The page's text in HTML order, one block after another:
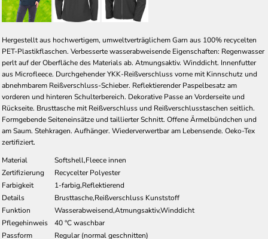
Hergestellt aus hochwertigem, umweltverträglichem Garn aus 100% recycelten
PET-Plastikflaschen. Verbesserte wasserabweisende Eigenschaften: Regenwasser
perlt auf der Oberfläche des Materials ab. Atmungsaktiv. Winddicht. Innenfutter
aus Microfleece. Durchgehender YKK-Reißverschluss vorne mit Kinnschutz und
abnehmbarem Reißverschluss-Schieber. Reflektierender Paspelbesatz am
vorderen und hinteren Schulterbereich. Dekorative Passe an Vorderseite und
Rückseite. Brusttasche mit Reißverschluss und Reißverschlusstaschen seitlich.
Formgebende Seiteneinsätze und taillierter Schnitt. Offene Ärmelbündchen und
am Saum. Stehkragen. Aufhänger. Wiederverwertbar am Lebensende. Oeko-Tex
zertifiziert.
Material
Softshell,Fleece innen
Zertifizierung
Recycelter Polyester
Farbigkeit
1-farbig,Reflektierend
Details
Brusttasche,Reißverschluss Kunststoff
Funktion
Wasserabweisend,Atmungsaktiv,Winddicht
Pflegehinweis
40 °C waschbar
Passform
Regular (normal geschnitten)